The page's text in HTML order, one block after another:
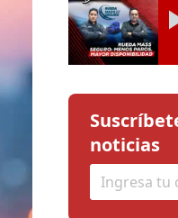
noticias